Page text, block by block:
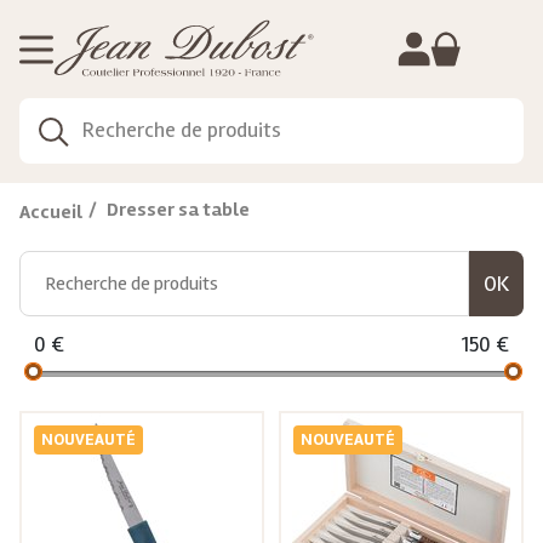
Accueil Dresser sa table
0 € 150 €
NOUVEAUTÉ NOUVEAUTÉ
Gestion de vos préférences sur les cookies